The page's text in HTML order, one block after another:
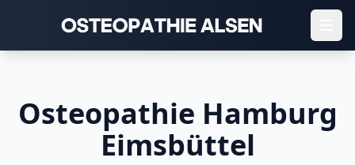
Startseite / Osteopathie Eimsbüttel
Osteopathie Hamburg
Eimsbüttel